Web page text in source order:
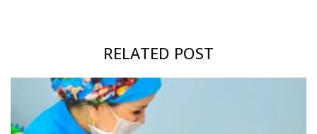
RELATED POST